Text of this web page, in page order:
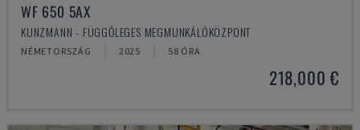
WF 650 5AX
KUNZMANN - FÜGGŐLEGES MEGMUNKÁLÓKÖZPONT
NÉMETORSZÁG 2025 58 ÓRA
218,000 €